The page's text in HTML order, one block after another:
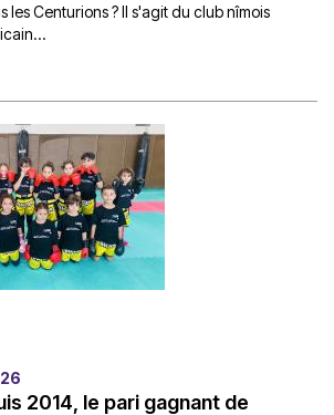
les Centurions ? Il s'agit du club nîmois
2014, le pari gagnant de